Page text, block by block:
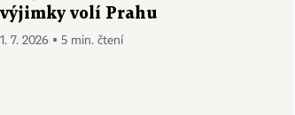
výjimky volí Prahu
1. 7. 2026 ▪ 5 min. čtení